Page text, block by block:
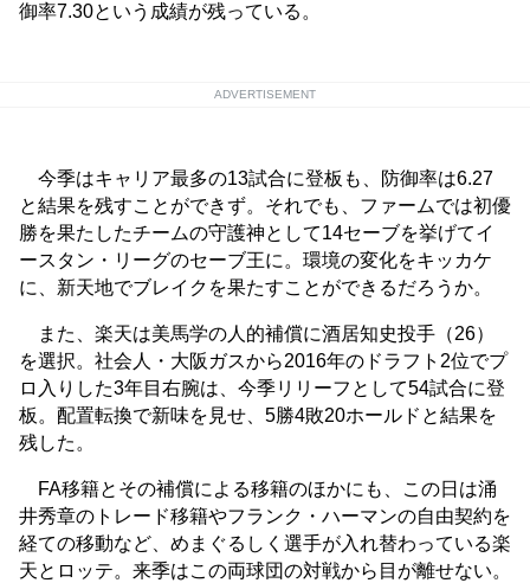
御率7.30という成績が残っている。
ADVERTISEMENT
今季はキャリア最多の13試合に登板も、防御率は6.27
と結果を残すことができず。それでも、ファームでは初優
勝を果たしたチームの守護神として14セーブを挙げてイ
ースタン・リーグのセーブ王に。環境の変化をキッカケ
に、新天地でブレイクを果たすことができるだろうか。
また、楽天は美馬学の人的補償に酒居知史投手（26）
を選択。社会人・大阪ガスから2016年のドラフト2位でプ
ロ入りした3年目右腕は、今季リリーフとして54試合に登
板。配置転換で新味を見せ、5勝4敗20ホールドと結果を
残した。
FA移籍とその補償による移籍のほかにも、この日は涌
井秀章のトレード移籍やフランク・ハーマンの自由契約を
経ての移動など、めまぐるしく選手が入れ替わっている楽
天とロッテ。来季はこの両球団の対戦から目が離せない。